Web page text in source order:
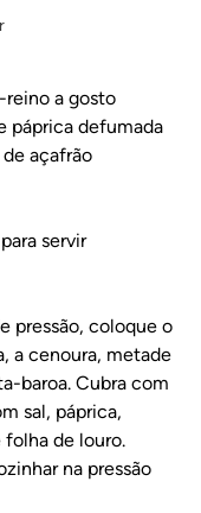
reino a gosto
páprica defumada
açafrão
servir
pressão, coloque o
a cenoura, metade
baroa. Cubra com
sal, páprica,
de louro.
na pressão